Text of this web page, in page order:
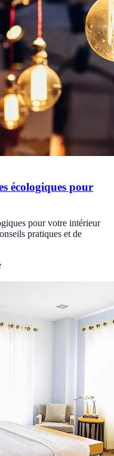
écologiques pour
pour votre intérieur
pratiques et de